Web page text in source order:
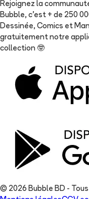
Rejoignez la
Bubble, c'est + de 250
Dessinée, Comics et
gratuitement notre
collection 🤓
© 2026 Bubble BD -